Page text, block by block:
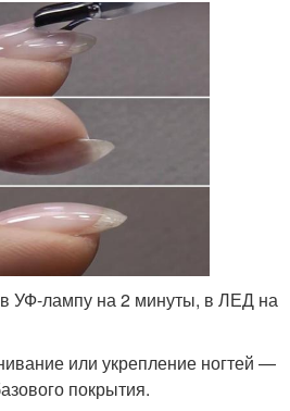
УФ-лампу на 2 минуты, в ЛЕД на
или укрепление ногтей —
покрытия.